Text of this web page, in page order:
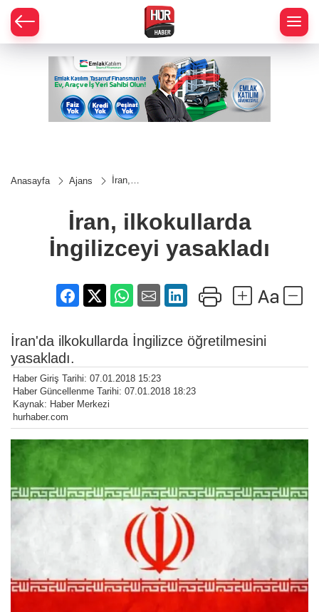
Anasayfa Ajans
İran,
yasakladı
İran, ilkokullarda
İngilizceyi yasakladı
İran'da ilkokullarda İngilizce öğretilmesini
yasakladı.
Haber Giriş Tarihi: 07.01.2018 15:23
Haber Güncellenme Tarihi: 07.01.2018 18:23
Kaynak: Haber Merkezi
hurhaber.com